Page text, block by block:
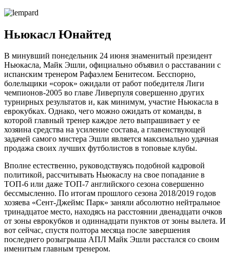
Ньюкасл Юнайтед
В минувший понедельник 24 июня знаменитый президент
Ньюкасла, Майк Эшли, официально объявил о расставании с
испанским тренером Рафаэлем Бенитесом. Бесспорно,
болельщики «сорок» ожидали от работ победителя Лиги
чемпионов-2005 во главе Ливерпуля совершенно других
турнирных результатов и, как минимум, участие Ньюкасла в
еврокубках. Однако, чего можно ожидать от команды, в
которой главный тренер каждое лето выпрашивает у ее
хозяина средства на усиление состава, а главенствующей
задачей самого мистера Эшли является максимально удачная
продажа своих лучших футболистов в топовые клубы.
Вполне естественно, руководствуясь подобной кадровой
политикой, рассчитывать Ньюкаслу на свое попадание в
ТОП-6 или даже ТОП-7 английского сезона совершенно
бессмысленно. По итогам прошлого сезона 2018/2019 годов
хозяева «Сент-Джеймс Парк» заняли абсолютно нейтральное
тринадцатое место, находясь на расстоянии двенадцати очков
от зоны еврокубков и одиннадцати пунктов от зоны вылета. И
вот сейчас, спустя полтора месяца после завершения
последнего розыгрыша АПЛ Майк Эшли расстался со своим
именитым главным тренером.